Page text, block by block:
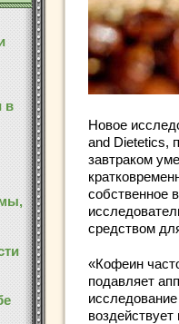
в
Новое
and Dietetics,
завтраком
собственное
средством
«Кофеин
подавляет